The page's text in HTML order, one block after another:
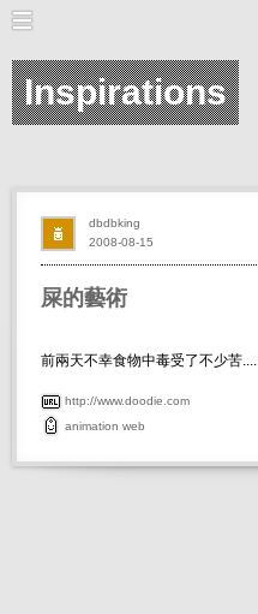
Inspirations
屎的藝術
前兩天不幸食物中毒受了不少苦....
http://www.doodie.com
animation web
2008-08-15
dbdbking